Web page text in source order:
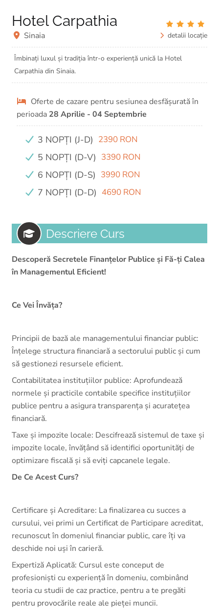
Hotel Carpathia
Sinaia detalii locație
Îmbinați luxul și tradiția într-o experiență unică la Hotel
Carpathia din Sinaia.
Oferte de cazare pentru sesiunea desfășurată în
perioada 28 Aprilie - 04 Septembrie
3 NOPȚI (J-D) 2390 RON
5 NOPȚI (D-V) 3390 RON
6 NOPȚI (D-S) 3990 RON
7 NOPȚI (D-D) 4690 RON
Descriere Curs
Descoperă Secretele Finanțelor Publice și Fă-ți Calea
în Managementul Eficient!
Ce Vei Învăța?
Principii de bază ale managementului financiar public:
Înțelege structura financiară a sectorului public și cum
să gestionezi resursele eficient.
Contabilitatea instituțiilor publice: Aprofundează
normele și practicile contabile specifice instituțiilor
publice pentru a asigura transparența și acuratețea
financiară.
Taxe și impozite locale: Descifrează sistemul de taxe și
impozite locale, învățând să identifici oportunități de
optimizare fiscală și să eviți capcanele legale.
De Ce Acest Curs?
Certificare și Acreditare: La finalizarea cu succes a
cursului, vei primi un Certificat de Participare acreditat,
recunoscut în domeniul financiar public, care îți va
deschide noi uși în carieră.
Expertiză Aplicată: Cursul este conceput de
profesioniști cu experiență în domeniu, combinând
teoria cu studii de caz practice, pentru a te pregăti
pentru provocările reale ale pieței muncii.